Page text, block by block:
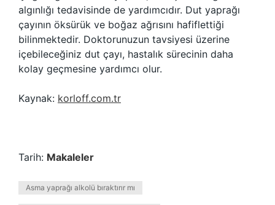
algınlığı tedavisinde de yardımcıdır. Dut yaprağı
çayının öksürük ve boğaz ağrısını hafiflettiği
bilinmektedir. Doktorunuzun tavsiyesi üzerine
içebileceğiniz dut çayı, hastalık sürecinin daha
kolay geçmesine yardımcı olur.
Kaynak: korloff.com.tr
Tarih: Makaleler
Asma yaprağı alkolü bıraktırır mı